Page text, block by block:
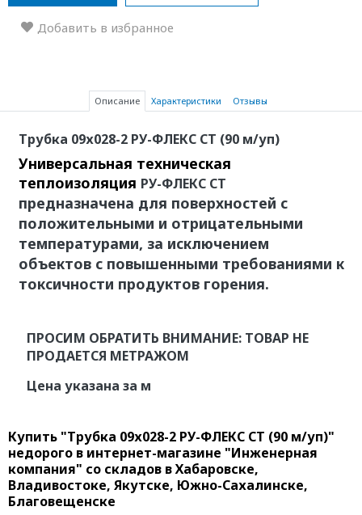
Добавить в избранное
Описание Характеристики Отзывы
Трубка 09х028-2 РУ-ФЛЕКС СТ (90 м/уп)
Универсальная техническая
теплоизоляция РУ-ФЛЕКС СТ
предназначена для поверхностей с
положительными и отрицательными
температурами, за исключением
объектов с повышенными требованиями к
токсичности продуктов горения.
ПРОСИМ ОБРАТИТЬ ВНИМАНИЕ: ТОВАР НЕ
ПРОДАЕТСЯ МЕТРАЖОМ
Цена указана за м
Купить "Трубка 09х028-2 РУ-ФЛЕКС СТ (90 м/уп)"
недорого в интернет-магазине "Инженерная
компания" со складов в Хабаровске,
Владивостоке, Якутске, Южно-Сахалинске,
Благовещенске